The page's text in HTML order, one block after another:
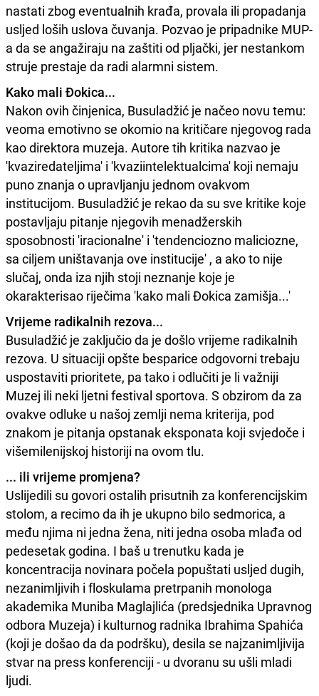
nastati zbog eventualnih krađa, provala ili propadanja
usljed loših uslova čuvanja. Pozvao je pripadnike MUP-
a da se angažiraju na zaštiti od pljački, jer nestankom
struje prestaje da radi alarmni sistem.
Kako mali Đokica...
Nakon ovih činjenica, Busuladžić je načeo novu temu:
veoma emotivno se okomio na kritičare njegovog rada
kao direktora muzeja. Autore tih kritika nazvao je
'kvaziredateljima' i 'kvaziintelektualcima' koji nemaju
puno znanja o upravljanju jednom ovakvom
institucijom. Busuladžić je rekao da su sve kritike koje
postavljaju pitanje njegovih menadžerskih
sposobnosti 'iracionalne' i 'tendenciozno maliciozne,
sa ciljem uništavanja ove institucije' , a ako to nije
slučaj, onda iza njih stoji neznanje koje je
okarakterisao riječima 'kako mali Đokica zamišja...'
Vrijeme radikalnih rezova...
Busuladžić je zaključio da je došlo vrijeme radikalnih
rezova. U situaciji opšte besparice odgovorni trebaju
uspostaviti prioritete, pa tako i odlučiti je li važniji
Muzej ili neki ljetni festival sportova. S obzirom da za
ovakve odluke u našoj zemlji nema kriterija, pod
znakom je pitanja opstanak eksponata koji svjedoče i
višemilenijskoj historiji na ovom tlu.
... ili vrijeme promjena?
Uslijedili su govori ostalih prisutnih za konferencijskim
stolom, a recimo da ih je ukupno bilo sedmorica, a
među njima ni jedna žena, niti jedna osoba mlađa od
pedesetak godina. I baš u trenutku kada je
koncentracija novinara počela popuštati usljed dugih,
nezanimljivih i floskulama pretrpanih monologa
akademika Muniba Maglajlića (predsjednika Upravnog
odbora Muzeja) i kulturnog radnika Ibrahima Spahića
(koji je došao da da podršku), desila se najzanimljivija
stvar na press konferenciji - u dvoranu su ušli mladi
ljudi.